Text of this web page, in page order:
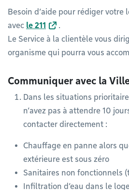
Besoin d’aide pour rédiger votre
avec le 211
.
Le Service à la clientèle vous
organisme qui pourra vous
Communiquer avec la
Dans les situations
n’avez pas à attendre 10
contacter directement :
Chauffage en panne alors
extérieure est sous zéro
Sanitaires non fonctionnels
Infiltration d’eau dans le